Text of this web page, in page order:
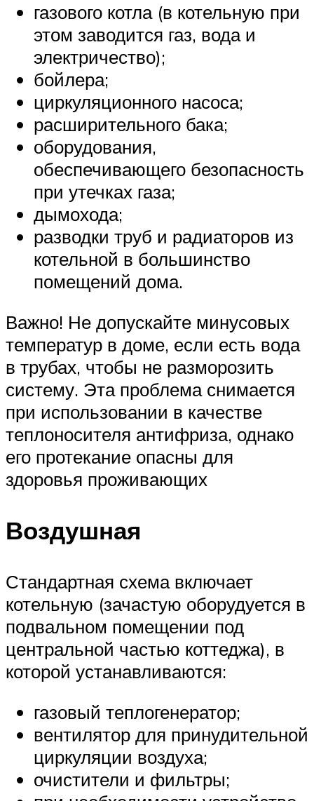
газового котла (в котельную при
этом заводится газ, вода и
электричество);
бойлера;
циркуляционного насоса;
расширительного бака;
оборудования,
обеспечивающего безопасность
при утечках газа;
дымохода;
разводки труб и радиаторов из
котельной в большинство
помещений дома.
Важно! Не допускайте минусовых
температур в доме, если есть вода
в трубах, чтобы не разморозить
систему. Эта проблема снимается
при использовании в качестве
теплоносителя антифриза, однако
его протекание опасны для
здоровья проживающих
Воздушная
Стандартная схема включает
котельную (зачастую оборудуется в
подвальном помещении под
центральной частью коттеджа), в
которой устанавливаются:
газовый теплогенератор;
вентилятор для принудительной
циркуляции воздуха;
очистители и фильтры;